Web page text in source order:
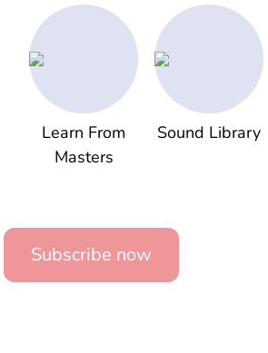
Learn From
Masters
Sound Library
Subscribe now